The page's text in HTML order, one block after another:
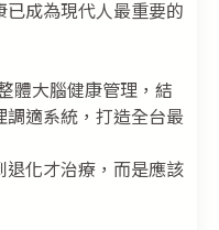
成為現代人最重要的
體大腦健康管理，結
適系統，打造全台最
化才治療，而是應該